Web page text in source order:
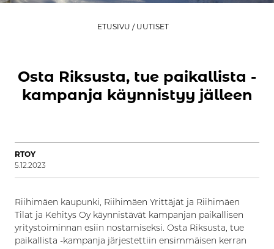
ETUSIVU / UUTISET
Osta Rik­sus­ta, tue pai­kal­lis­ta -
kam­pan­ja käyn­nis­tyy jäl­leen
RTOY
5.12.2023
Riihimäen kaupunki, Riihimäen Yrittäjät ja Riihimäen
Tilat ja Kehitys Oy käynnistävät kampanjan paikallisen
yritystoiminnan esiin nostamiseksi. Osta Riksusta, tue
paikallista -kampanja järjestettiin ensimmäisen kerran